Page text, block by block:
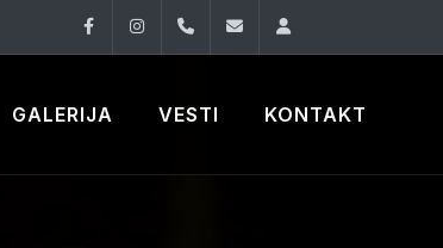
FacebookInstagram060 33 86 930
GALERIJA VESTI KONTAKT